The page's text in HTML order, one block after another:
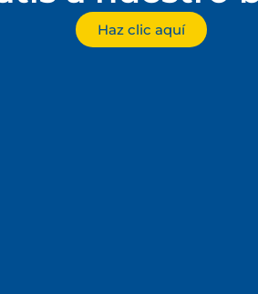
Haz clic aquí